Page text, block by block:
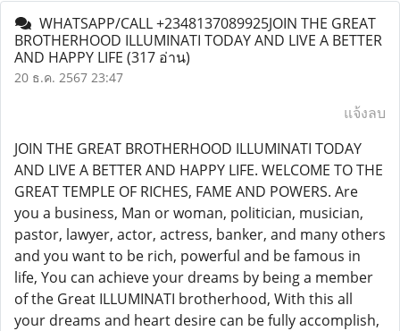
WHATSAPP/CALL +2348137089925JOIN THE GREAT
BROTHERHOOD ILLUMINATI TODAY AND LIVE A BETTER
AND HAPPY LIFE (317 อ่าน)
20 ธ.ค. 2567 23:47
แจ้งลบ
JOIN THE GREAT BROTHERHOOD ILLUMINATI TODAY
AND LIVE A BETTER AND HAPPY LIFE. WELCOME TO THE
GREAT TEMPLE OF RICHES, FAME AND POWERS. Are
you a business, Man or woman, politician, musician,
pastor, lawyer, actor, actress, banker, and many others
and you want to be rich, powerful and be famous in
life, You can achieve your dreams by being a member
of the Great ILLUMINATI brotherhood, With this all
your dreams and heart desire can be fully accomplish,